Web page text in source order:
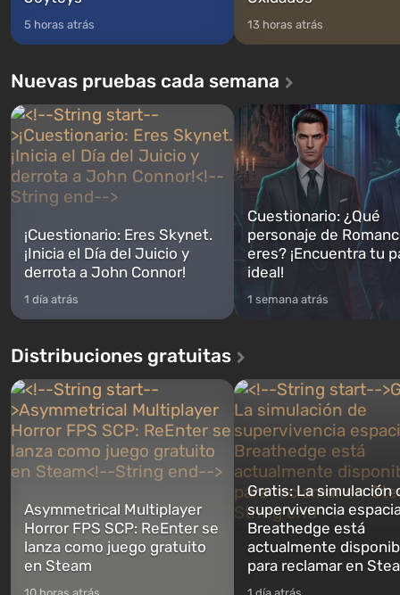
5 horas atrás 13 horas atrás
Nuevas pruebas cada semana
¡Cuestionario: Eres Skynet.
¡Inicia el Día del Juicio y
derrota a John Connor!
1 día atrás
Cuestionario: ¿Qué
personaje de
eres? ¡Encuentra tu
ideal!
1 semana atrás
Distribuciones gratuitas
Asymmetrical Multiplayer
Horror FPS SCP: ReEnter se
lanza como juego gratuito
en Steam
Gratis: La simulación
supervivencia
Breathedge está
actualmente
para reclamar en